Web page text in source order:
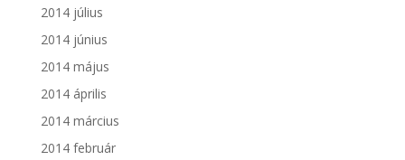
2014 július
2014 június
2014 május
2014 április
2014 március
2014 február